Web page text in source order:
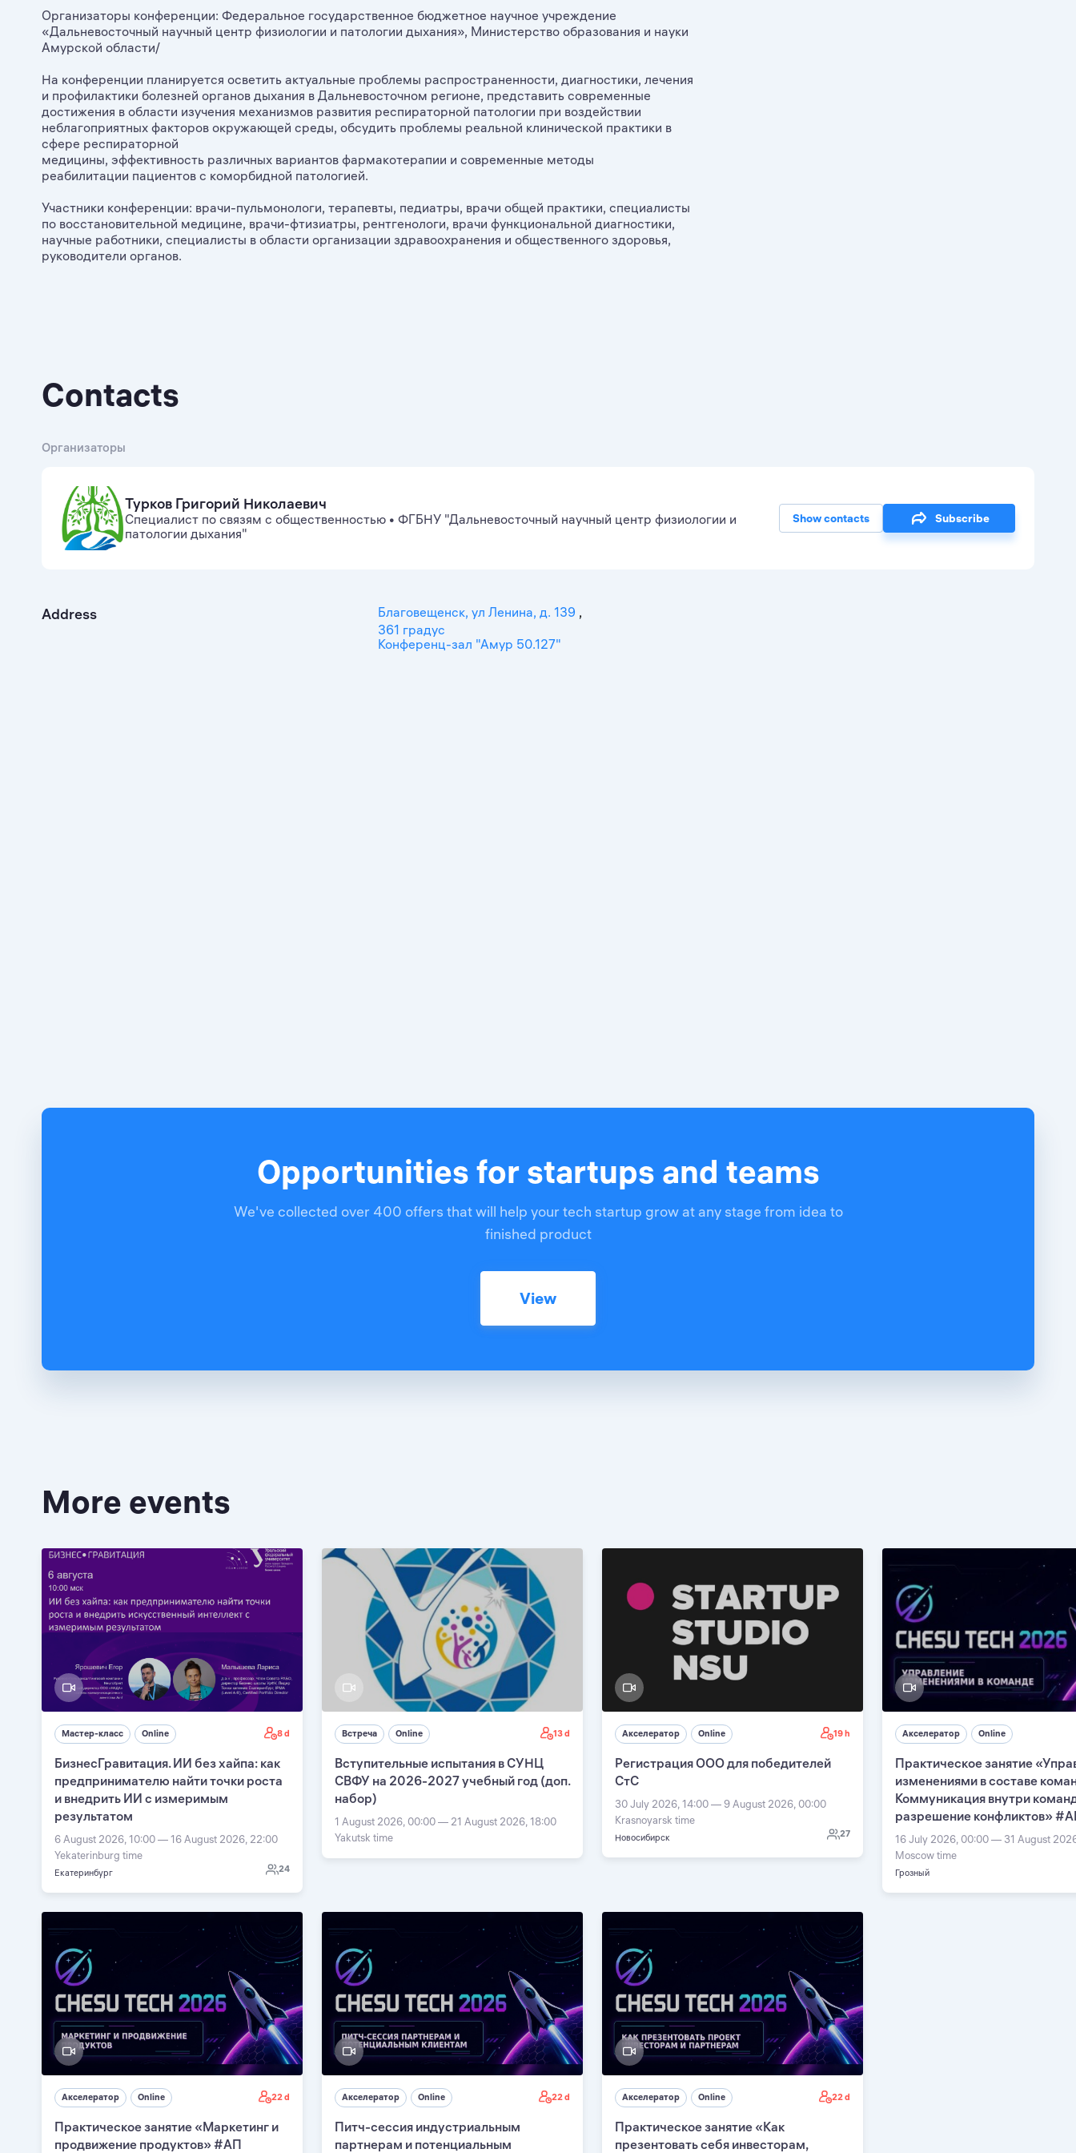
Организаторы конференции: Федеральное государственное бюджетное научное учреждение
«Дальневосточный научный центр физиологии и патологии дыхания», Министерство образования и науки
Амурской области/
На конференции планируется осветить актуальные проблемы распространенности, диагностики, лечения
и профилактики болезней органов дыхания в Дальневосточном регионе, представить современные
достижения в области изучения механизмов развития респираторной патологии при воздействии
неблагоприятных факторов окружающей среды, обсудить проблемы реальной клинической практики в
сфере респираторной
медицины, эффективность различных вариантов фармакотерапии и современные методы
реабилитации пациентов с коморбидной патологией.
Участники конференции: врачи-пульмонологи, терапевты, педиатры, врачи общей практики, специалисты
по восстановительной медицине, врачи-фтизиатры, рентгенологи, врачи функциональной диагностики,
научные работники, специалисты в области организации здравоохранения и общественного здоровья,
руководители органов.
Contacts
Организаторы
Турков Григорий Николаевич
Специалист по связям с общественностью • ФГБНУ "Дальневосточный научный центр физиологии и
патологии дыхания"
Show contacts Subscribe
Address Благовещенск, ул Ленина, д. 139 ,
361 градус
Конференц-зал "Амур 50.127"
Opportunities for startups and teams
We've collected over 400 offers that will help your tech startup grow at any stage from idea to
finished product
View
More events
Мастер-класс Online 8 d
БизнесГравитация. ИИ без хайпа: как
предпринимателю найти точки роста
и внедрить ИИ с измеримым
результатом
6 August 2026, 10:00 — 16 August 2026, 22:00
Yekaterinburg time
Екатеринбург 24
Встреча Online 13 d
Вступительные испытания в СУНЦ
СВФУ на 2026-2027 учебный год (доп.
набор)
1 August 2026, 00:00 — 21 August 2026, 18:00
Yakutsk time
Акселератор Online 19 h
Регистрация ООО для победителей
СтС
30 July 2026, 14:00 — 9 August 2026, 00:00
Krasnoyarsk time
Новосибирск 27
Акселератор Online
Практическое занятие
изменениями в составе
Коммуникация внутри
разрешение конфликтов»
16 July 2026, 00:00 — 31 August
Moscow time
Грозный
Акселератор Online 22 d
Практическое занятие «Маркетинг и
продвижение продуктов» #АП
Акселератор Online 22 d
Питч-сессия индустриальным
партнерам и потенциальным
Акселератор Online 22 d
Практическое занятие «Как
презентовать себя инвесторам,